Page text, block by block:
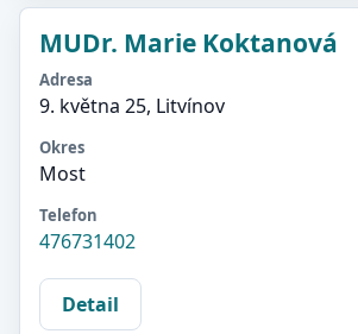
MUDr. Marie Koktanová
Adresa
9. května 25, Litvínov
Okres
Most
Telefon
476731402
Detail